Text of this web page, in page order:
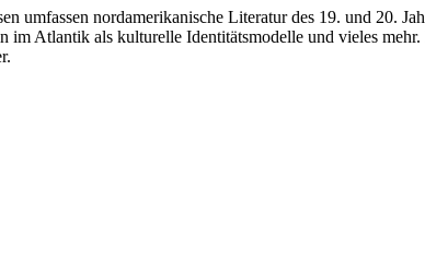
nordamerikanische Literatur des 19. und 20.
im Atlantik als kulturelle Identitätsmodelle und vieles